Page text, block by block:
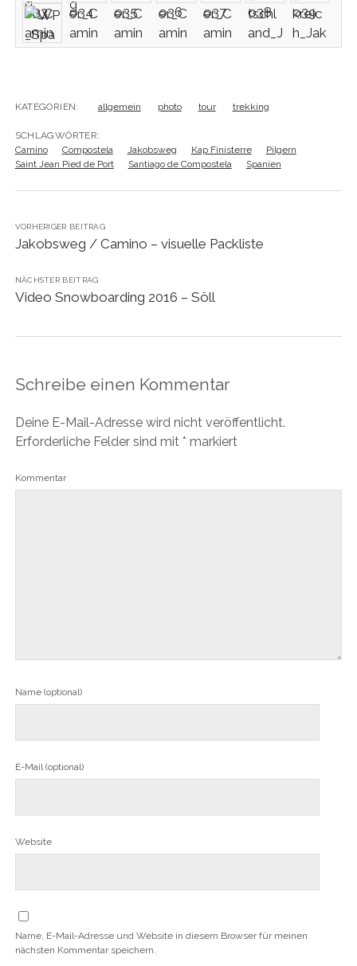
KATEGORIEN: allgemein photo tour trekking
SCHLAGWÖRTER:
Camino
Compostela Jakobsweg Kap Finisterre
Pilgern
Saint Jean Pied de Port
Santiago de Compostela Spanien
VORHERIGER BEITRAG
Jakobsweg / Camino – visuelle Packliste
NÄCHSTER BEITRAG
Video Snowboarding 2016 – Söll
Schreibe einen Kommentar
Deine E-Mail-Adresse wird nicht veröffentlicht.
Erforderliche Felder sind mit * markiert
Kommentar
Name (optional)
E-Mail (optional)
Website
Name, E-Mail-Adresse und Website in diesem Browser für meinen
nächsten Kommentar speichern.